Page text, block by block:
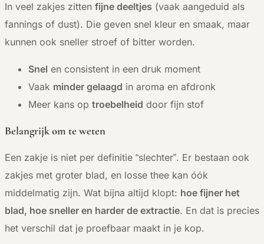
In veel zakjes zitten fijne deeltjes (vaak aangeduid als
fannings of dust). Die geven snel kleur en smaak, maar
kunnen ook sneller stroef of bitter worden.
Snel en consistent in een druk moment
Vaak minder gelaagd in aroma en afdronk
Meer kans op troebelheid door fijn stof
Belangrijk om te weten
Een zakje is niet per definitie “slechter”. Er bestaan ook
zakjes met groter blad, en losse thee kan óók
middelmatig zijn. Wat bijna altijd klopt: hoe fijner het
blad, hoe sneller en harder de extractie. En dat is precies
het verschil dat je proefbaar maakt in je kop.